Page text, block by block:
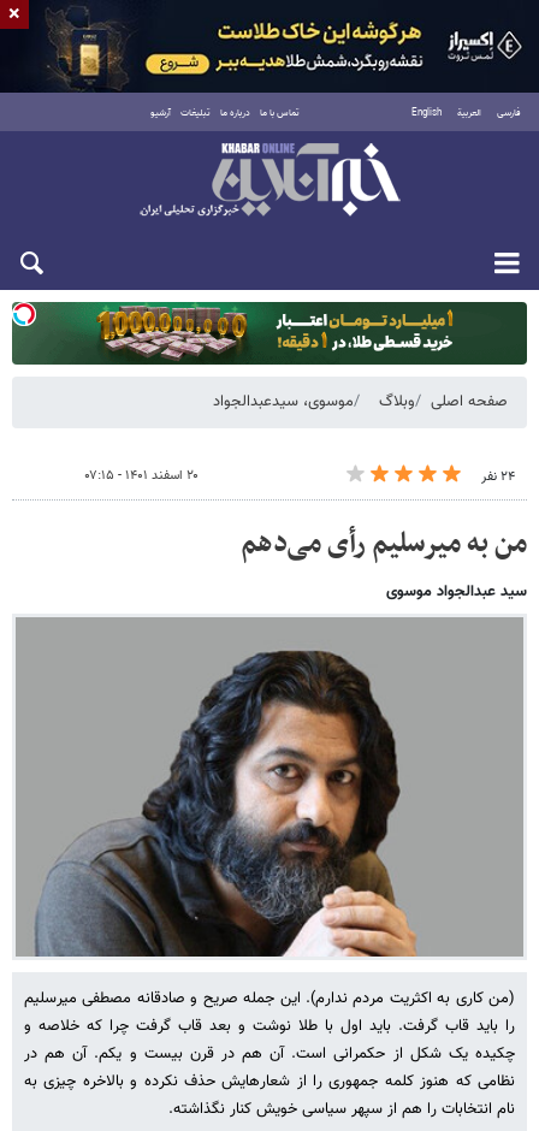
فارسی العربية English تماس با ما درباره ما تبلیغات آرشیو
یکشنبه ۱۸ مرداد ۱۴۰۵
صفحه اصلی وبلاگ موسوی، سیدعبدالجواد
۲۴ نفر ۲۰ اسفند ۱۴۰۱ - ۰۷:۱۵
من به میرسلیم رأی می‌دهم
سید عبدالجواد موسوی
(من کاری به اکثریت مردم ندارم). این جمله صریح و صادقانه مصطفی میرسلیم
را باید قاب گرفت. باید اول با طلا نوشت و بعد قاب گرفت چرا که خلاصه و
چکیده یک شکل از حکمرانی است. آن هم در قرن بیست و یکم. آن هم در
نظامی که هنوز کلمه جمهوری را از شعارهایش حذف نکرده و بالاخره چیزی به
نام انتخابات را هم از سپهر سیاسی خویش کنار نگذاشته.
×